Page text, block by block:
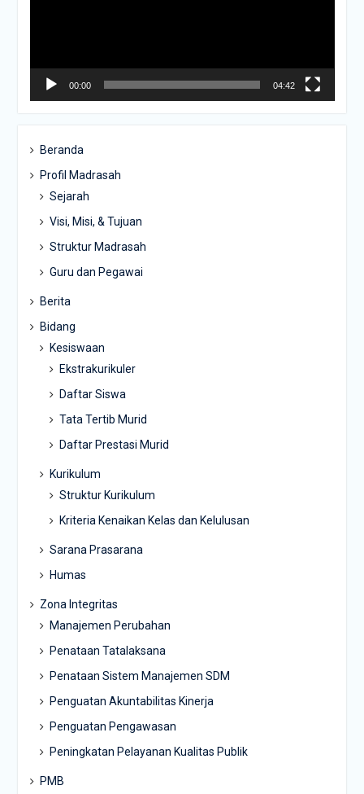
00:00 04:42
Beranda
Profil Madrasah
Sejarah
Visi, Misi, & Tujuan
Struktur Madrasah
Guru dan Pegawai
Berita
Bidang
Kesiswaan
Ekstrakurikuler
Daftar Siswa
Tata Tertib Murid
Daftar Prestasi Murid
Kurikulum
Struktur Kurikulum
Kriteria Kenaikan Kelas dan Kelulusan
Sarana Prasarana
Humas
Zona Integritas
Manajemen Perubahan
Penataan Tatalaksana
Penataan Sistem Manajemen SDM
Penguatan Akuntabilitas Kinerja
Penguatan Pengawasan
Peningkatan Pelayanan Kualitas Publik
PMB